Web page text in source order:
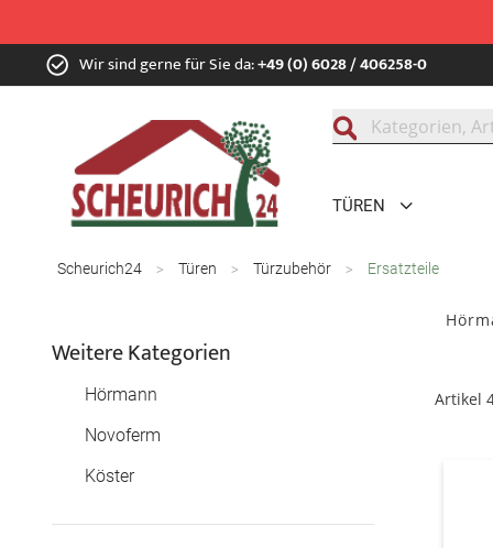
Zum
Inhalt Wir sind gerne für Sie da:+49 (0) 6028 / 406258-0
TÜREN
Scheurich24 Türen Türzubehör Ersatzteile
Artikel
Weitere Kategorien
Hörmann
Novoferm
Köster